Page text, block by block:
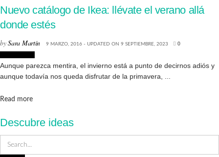
Nuevo catálogo de Ikea: llévate el verano allá
donde estés
bySara Martín 9 MARZO, 2016 - UPDATED ON 9 SEPTIEMBRE, 2023 0
Aunque parezca mentira, el invierno está a punto de decirnos adiós y
aunque todavía nos queda disfrutar de la primavera, ...
Read moreDetails
Descubre ideas